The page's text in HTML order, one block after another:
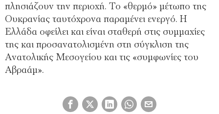
πλησιάζουν την περιοχή. Το «θερμό» μέτωπο της
Ουκρανίας ταυτόχρονα παραμένει ενεργό. Η
Ελλάδα οφείλει και είναι σταθερή στις συμμαχίες
της και προσανατολισμένη στη σύγκλιση της
Ανατολικής Μεσογείου και τις «συμφωνίες του
Αβραάμ».